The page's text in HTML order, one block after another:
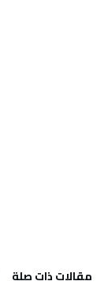
‫مقالات ذات صلة‬